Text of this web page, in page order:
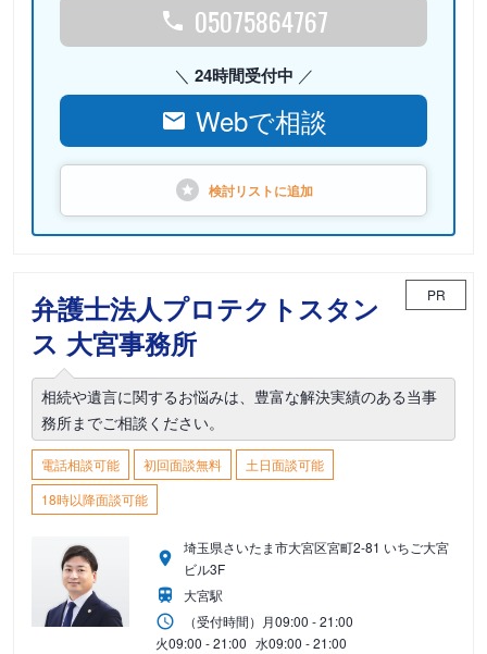
05075864767
24時間受付中
Webで相談
検討リストに追加
弁護士法人プロテクトスタン
ス 大宮事務所
PR
相続や遺言に関するお悩みは、豊富な解決実績のある当事
務所までご相談ください。
電話相談可能 初回面談無料
土日面談可能
18時以降面談可能
埼玉県さいたま市大宮区宮町2-81 いちご大宮
ビル3F
大宮駅
（受付時間） 月09:00 - 21:00
火09:00 - 21:00 水09:00 - 21:00